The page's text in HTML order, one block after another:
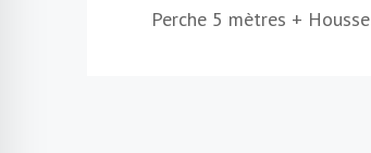
Perche 5 mètres +